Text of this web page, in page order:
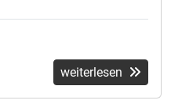
weiterlesen